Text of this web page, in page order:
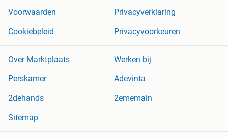
Voorwaarden
Privacyverklaring
Cookiebeleid
Privacyvoorkeuren
Over Marktplaats
Werken bij
Perskamer
Adevinta
2dehands
2ememain
Sitemap